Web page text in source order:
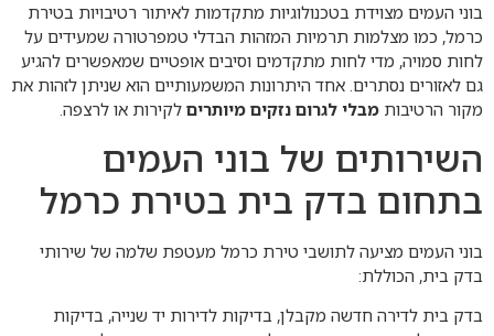
בוני העמים מצוידת בטכנולוגיות מתקדמות לאיתור רטיבויות בטירת
כרמל, כמו מצלמות תרמיות המזהות הבדלי טמפרטורה שמעידים על
לחות סמויה, מדי לחות מתקדמים וסיבים אופטיים שמאפשרים להגיע
גם לאזורים נסתרים. אחד היתרונות המשמעותיים הוא שניתן לזהות את
מקור הרטיבות מבלי לגרום נזקים מיותרים לקירות או לרצפה.
השירותים של בוני העמים
בתחום בדק בית בטירת כרמל
בוני העמים מציעה לתושבי טירת כרמל מעטפת שלמה של שירותי
בדק בית, הכוללת:
בדק בית לדירה חדשה מקבלן, בדיקות לדירות יד שנייה, בדיקות